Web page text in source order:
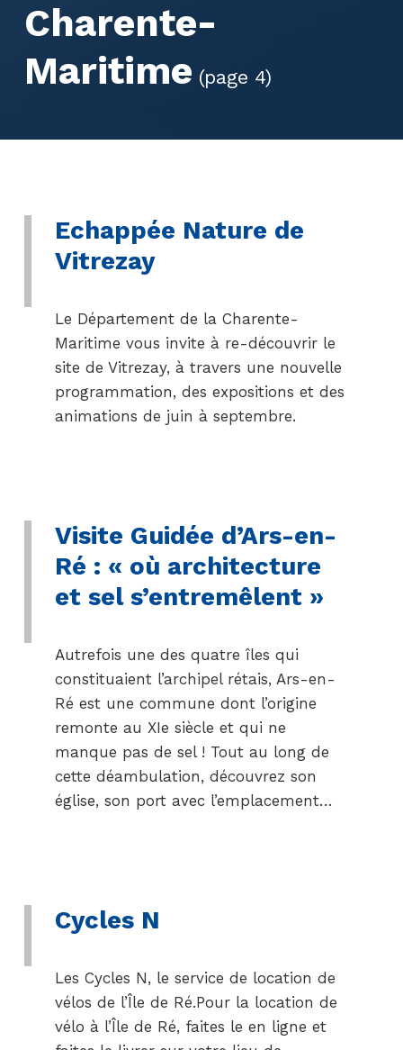
Charente-
Maritime (page 4)
Echappée Nature de
Vitrezay
Le Département de la Charente-
Maritime vous invite à re-découvrir le
site de Vitrezay, à travers une nouvelle
programmation, des expositions et des
animations de juin à septembre.
Visite Guidée d’Ars-en-
Ré : « où architecture
et sel s’entremêlent »
Autrefois une des quatre îles qui
constituaient l’archipel rétais, Ars-en-
Ré est une commune dont l’origine
remonte au XIe siècle et qui ne
manque pas de sel ! Tout au long de
cette déambulation, découvrez son
église, son port avec l’emplacement…
Cycles N
Les Cycles N, le service de location de
vélos de l’Île de Ré.Pour la location de
vélo à l’Île de Ré, faites le en ligne et